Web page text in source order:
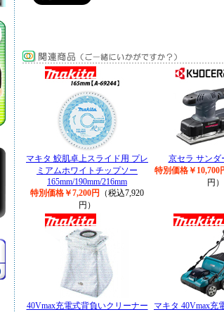
マキタ 鮫肌卓上スライド用 プレ
ミアムホワイトチップソー
165mm/190mm/216mm
特別価格￥7,200円
（税込7,920
円）
京セラ サンダ
特別価格￥10,700
円）
40Vmax充電式背負いクリーナー
マキタ 40Vmax充